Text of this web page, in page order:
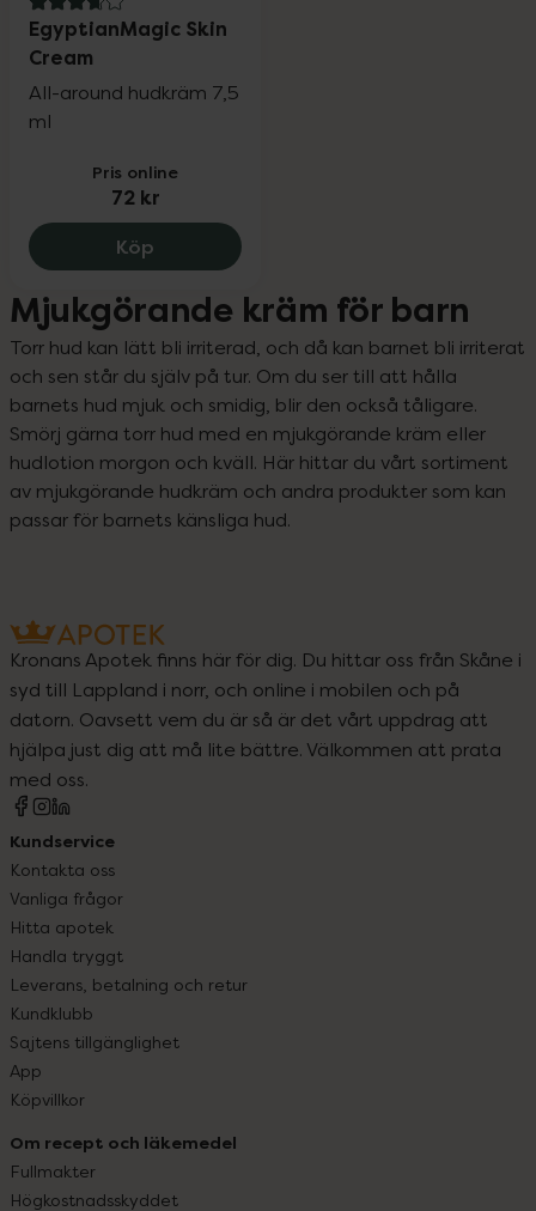
3.8 av 5 i omdöme
EgyptianMagic Skin
Cream
All-around hudkräm 7,5
ml
Pris online
72 kr
Köp EgyptianMagic Skin Cream, 72 kr.
Mjukgörande kräm för barn
Torr hud kan lätt bli irriterad, och då kan barnet bli irriterat
och sen står du själv på tur. Om du ser till att hålla
barnets hud mjuk och smidig, blir den också tåligare.
Smörj gärna torr hud med en mjukgörande kräm eller
hudlotion morgon och kväll. Här hittar du vårt sortiment
av mjukgörande hudkräm och andra produkter som kan
passar för barnets känsliga hud.
Kronans Apotek finns här för dig. Du hittar oss från Skåne i
syd till Lappland i norr, och online i mobilen och på
datorn. Oavsett vem du är så är det vårt uppdrag att
hjälpa just dig att må lite bättre. Välkommen att prata
med oss.
Kundservice
Kontakta oss
Vanliga frågor
Hitta apotek
Handla tryggt
Leverans, betalning och retur
Kundklubb
Sajtens tillgänglighet
App
Köpvillkor
Om recept och läkemedel
Fullmakter
Högkostnadsskyddet